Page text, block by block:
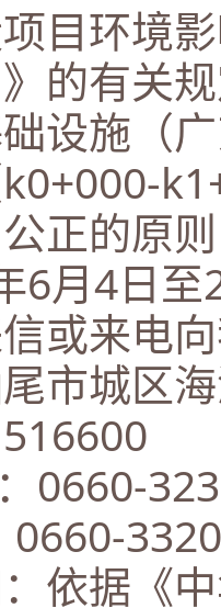
环境影
的有关
设施（
正的原
6月4日
或来电
市城区
据《中